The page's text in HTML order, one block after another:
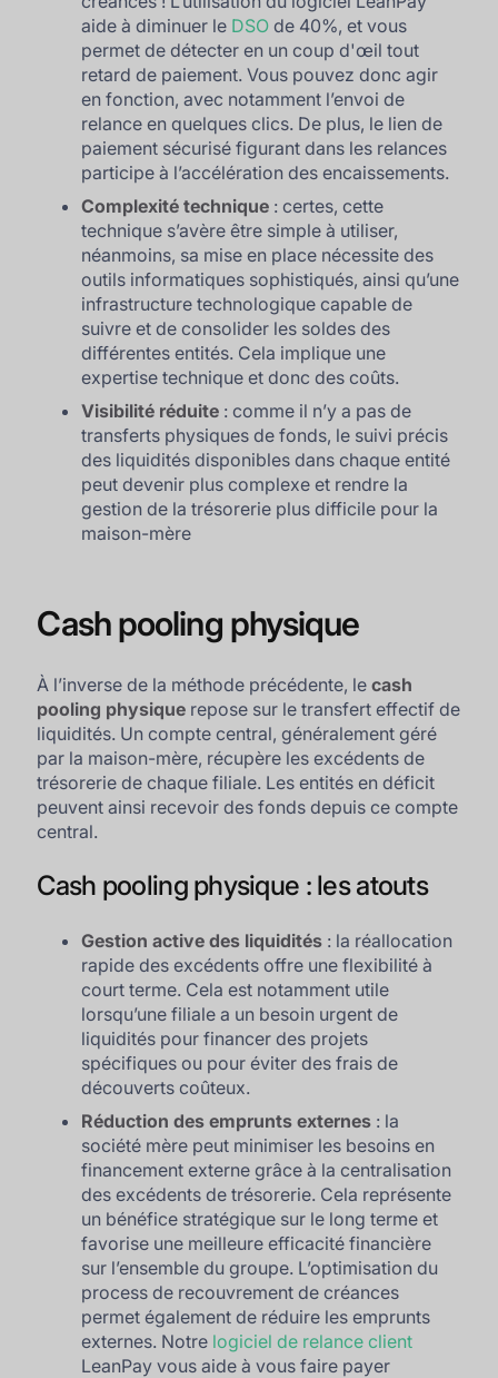
aide à diminuer le DSO de 40%, et vous
permet de détecter en un coup d'œil tout
retard de paiement. Vous pouvez donc agir
en fonction, avec notamment l’envoi de
relance en quelques clics. De plus, le lien de
paiement sécurisé figurant dans les relances
participe à l’accélération des encaissements.
Complexité technique : certes, cette
technique s’avère être simple à utiliser,
néanmoins, sa mise en place nécessite des
outils informatiques sophistiqués, ainsi qu’une
infrastructure technologique capable de
suivre et de consolider les soldes des
différentes entités. Cela implique une
expertise technique et donc des coûts.
Visibilité réduite : comme il n’y a pas de
transferts physiques de fonds, le suivi précis
des liquidités disponibles dans chaque entité
peut devenir plus complexe et rendre la
gestion de la trésorerie plus difficile pour la
maison-mère
Cash pooling physique
À l’inverse de la méthode précédente, lecash
pooling physique repose sur le transfert effectif de
liquidités. Un compte central, généralement géré
par la maison-mère, récupère les excédents de
trésorerie de chaque filiale. Les entités en déficit
peuvent ainsi recevoir des fonds depuis ce compte
central.
Cash pooling physique : les atouts
Gestion active des liquidités : la réallocation
rapide des excédents offre une flexibilité à
court terme. Cela est notamment utile
lorsqu’une filiale a un besoin urgent de
liquidités pour financer des projets
spécifiques ou pour éviter des frais de
découverts coûteux.
Réduction des emprunts externes : la
société mère peut minimiser les besoins en
financement externe grâce à la centralisation
des excédents de trésorerie. Cela représente
un bénéfice stratégique sur le long terme et
favorise une meilleure efficacité financière
sur l’ensemble du groupe. L’optimisation du
process de recouvrement de créances
permet également de réduire les emprunts
externes. Notre logiciel de relance client
LeanPay vous aide à vous faire payer